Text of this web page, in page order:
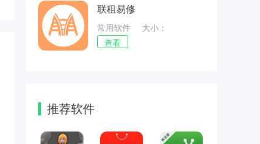
联租易修
常用软件
大小：
28.98MB
查看
推荐软件